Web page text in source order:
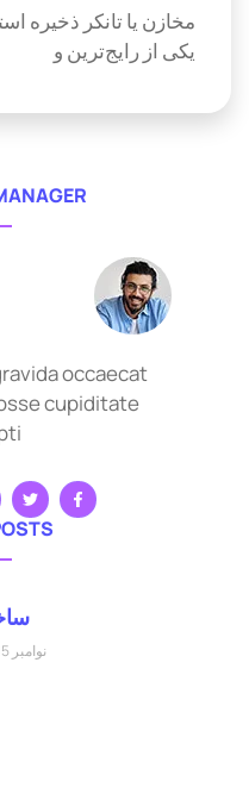
مخازن یا تانکر ذخیره
یکی از رایج‌ترین و
occaecat
cupiditate
نوامبر 15, 2017